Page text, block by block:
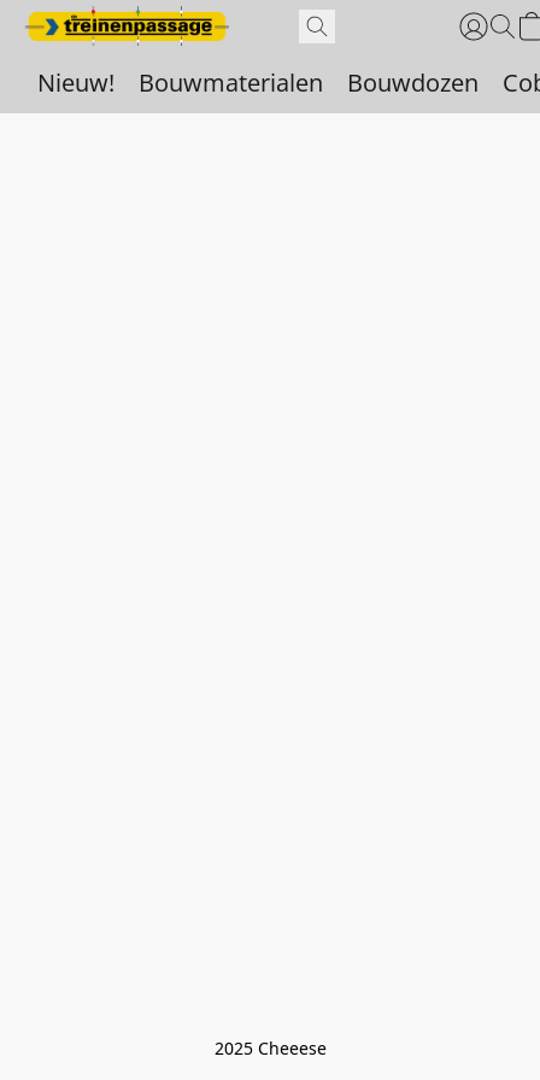
Nieuw! Bouwmaterialen Bouwdozen
2025 Cheeese